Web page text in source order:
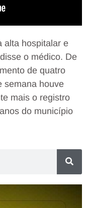
alta hospitalar e
o médico. De
de quatro
semana houve
mais o registro
do município